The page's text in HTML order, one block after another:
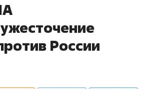
России